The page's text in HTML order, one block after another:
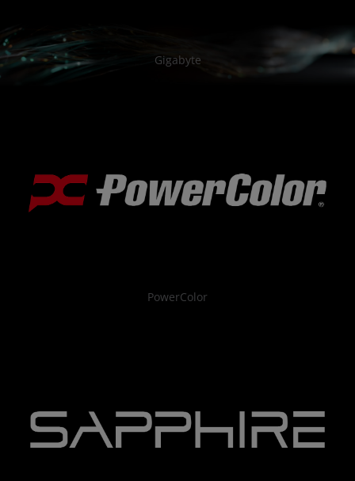
Gigabyte
PowerColor